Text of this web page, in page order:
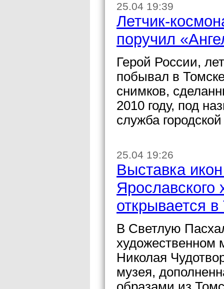
25.04 19:39
Летчик-
поручил
Герой России,
побывал в
снимков,
2010 году, под
служба
25.04 19:26
Выставка
Ярославского
открывается
В Светлую
художественном
Николая
музея,